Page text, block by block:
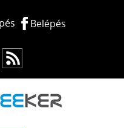
Belépés